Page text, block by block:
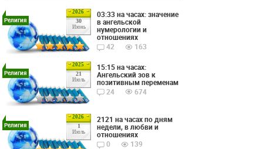
2026
30
Июнь
Религия
03:33 на часах: значение
в ангельской
нумерологии и
отношениях
42
163
2025
21
Июль
Религия
15:15 на часах:
Ангельский зов к
позитивным переменам
24
674
2026
1
Июль
Религия
2121 на часах по дням
недели, в любви и
отношениях
0
139